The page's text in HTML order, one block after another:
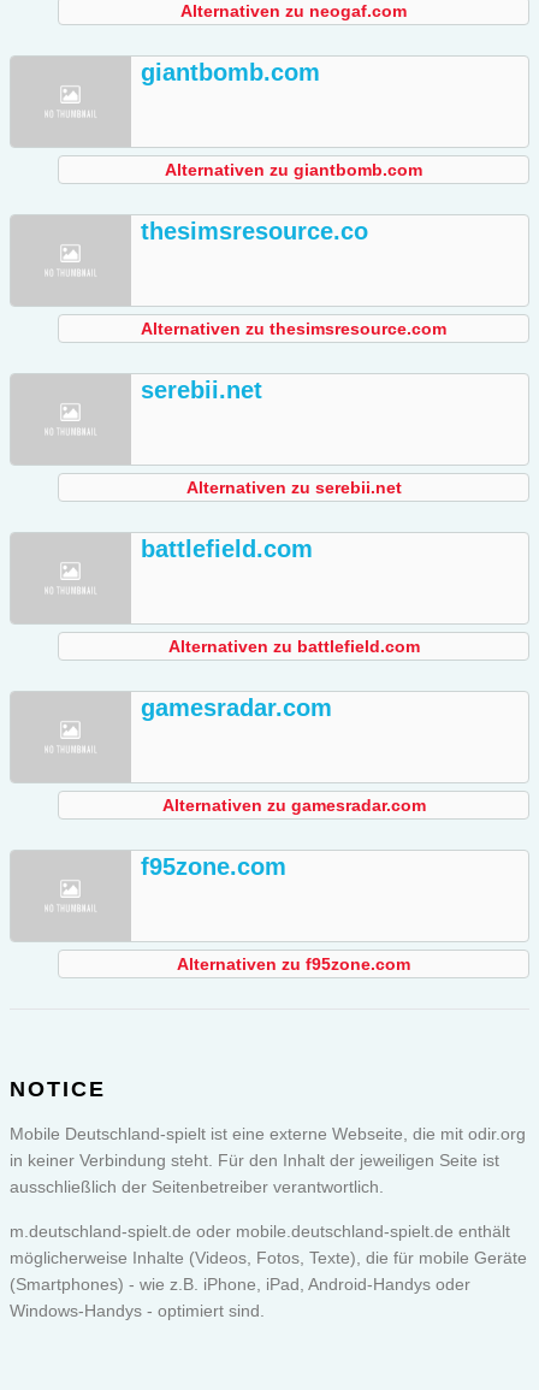
Alternativen zu neogaf.com
giantbomb.com
Alternativen zu giantbomb.com
thesimsresource.co
Alternativen zu thesimsresource.com
serebii.net
Alternativen zu serebii.net
battlefield.com
Alternativen zu battlefield.com
gamesradar.com
Alternativen zu gamesradar.com
f95zone.com
Alternativen zu f95zone.com
NOTICE
Mobile Deutschland-spielt ist eine externe Webseite, die mit odir.org
in keiner Verbindung steht. Für den Inhalt der jeweiligen Seite ist
ausschließlich der Seitenbetreiber verantwortlich.
m.deutschland-spielt.de oder mobile.deutschland-spielt.de enthält
möglicherweise Inhalte (Videos, Fotos, Texte), die für mobile Geräte
(Smartphones) - wie z.B. iPhone, iPad, Android-Handys oder
Windows-Handys - optimiert sind.